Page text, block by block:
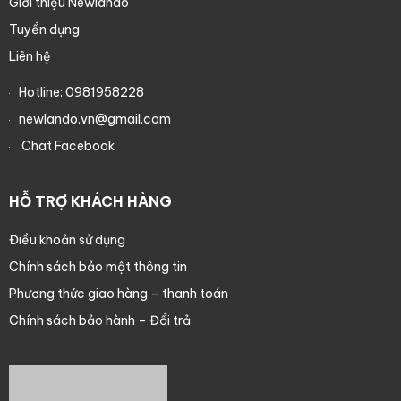
Tuyển dụng
Liên hệ
Hotline: 0981958228
newlando.vn@gmail.com
Chat Facebook
HỖ TRỢ KHÁCH HÀNG
Điều khoản sử dụng
Chính sách bảo mật thông tin
Phương thức giao hàng – thanh toán
Chính sách bảo hành – Đổi trả